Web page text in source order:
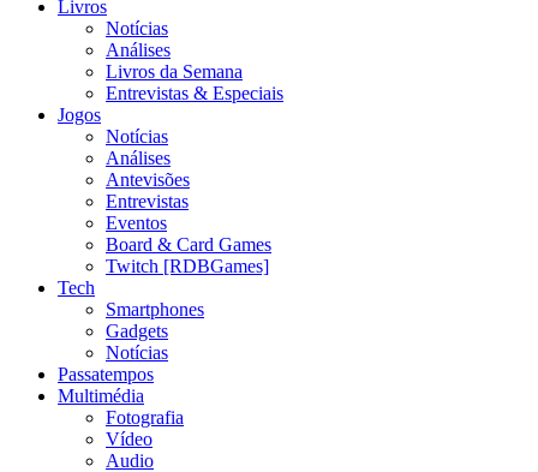
Livros
Notícias
Análises
Livros da Semana
Entrevistas & Especiais
Jogos
Notícias
Análises
Antevisões
Entrevistas
Eventos
Board & Card Games
Twitch [RDBGames]
Tech
Smartphones
Gadgets
Notícias
Passatempos
Multimédia
Fotografia
Vídeo
Audio